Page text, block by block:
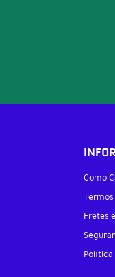
Como
Fretes
Política